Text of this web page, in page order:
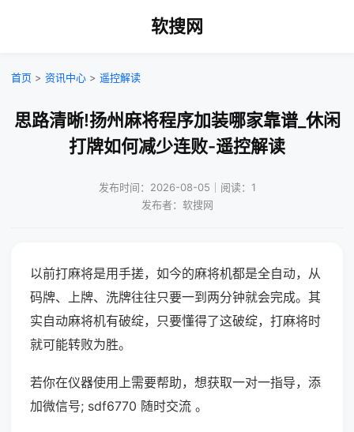
软搜网
首页 > 资讯中心 > 遥控解读
思路清晰!扬州麻将程序加装哪家靠谱_休闲
打牌如何减少连败-遥控解读
发布时间：2026-08-05｜阅读：1
发布者：软搜网
以前打麻将是用手搓，如今的麻将机都是全自动，从
码牌、上牌、洗牌往往只要一到两分钟就会完成。其
实自动麻将机有破绽，只要懂得了这破绽，打麻将时
就可能转败为胜。
若你在仪器使用上需要帮助，想获取一对一指导，添
加微信号; sdf6770 随时交流 。